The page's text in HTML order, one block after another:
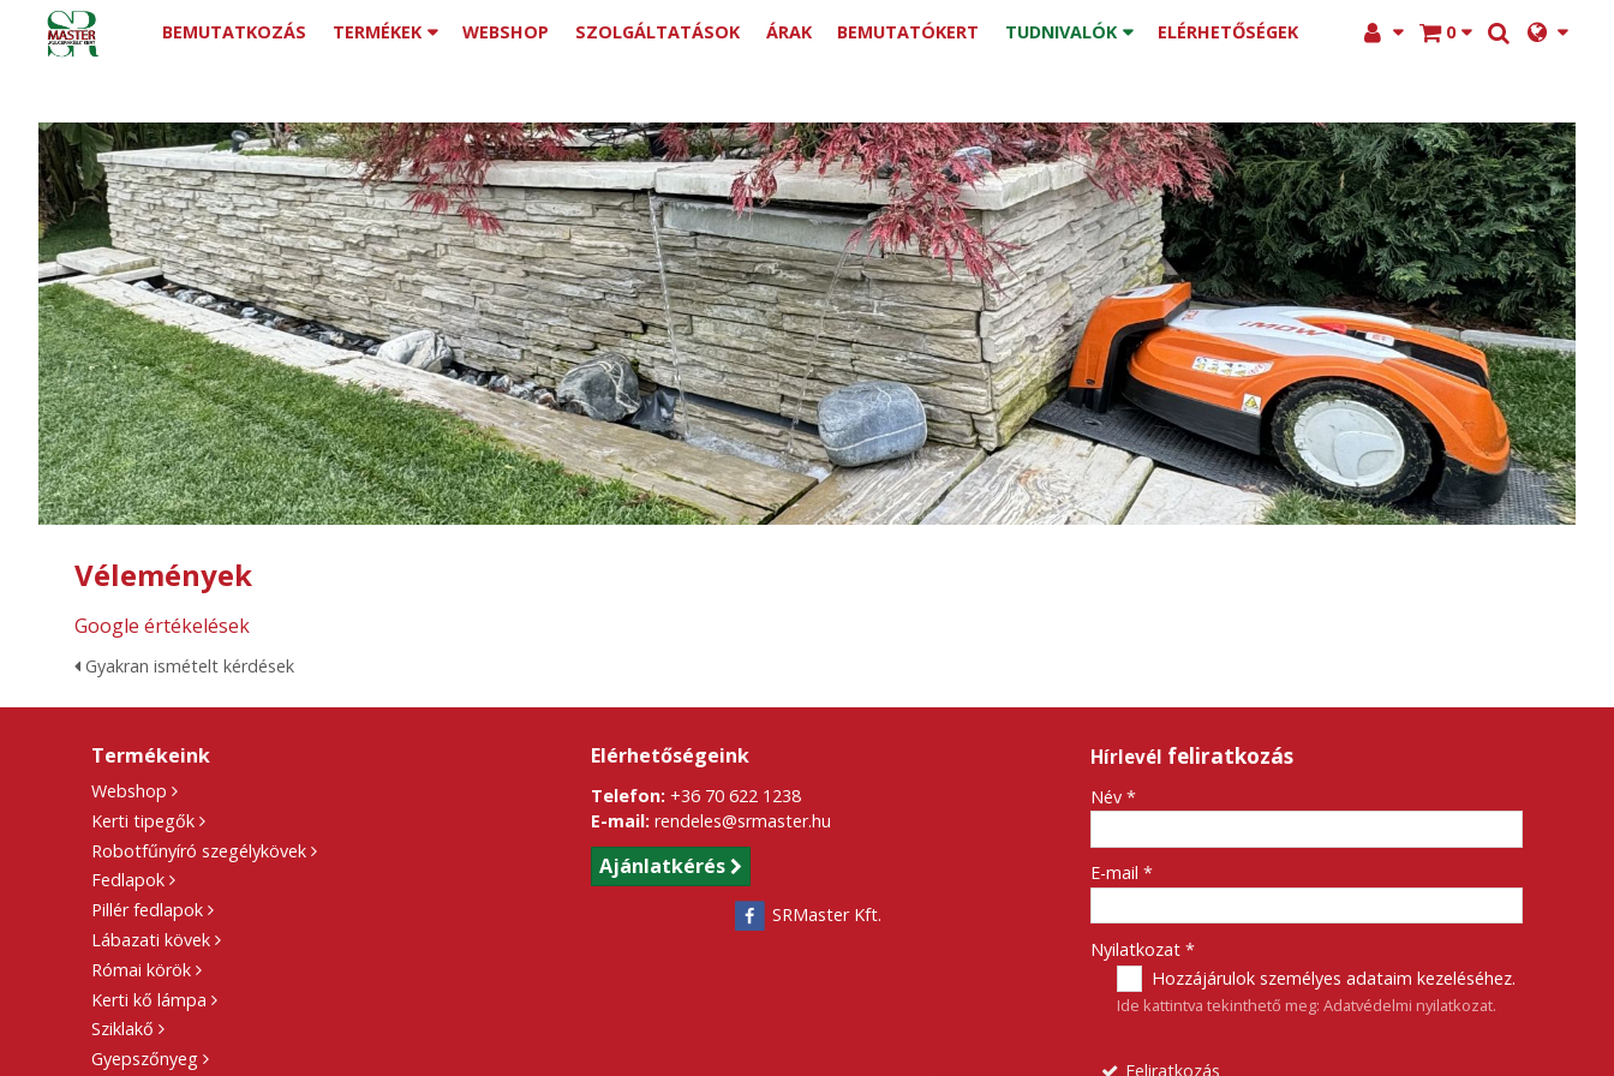
0
BEMUTATKOZÁS TERMÉKEK WEBSHOP SZOLGÁLTATÁSOK ÁRAK BEMUTATÓKERT TUDNIVALÓK ELÉRHETŐSÉGEK
Vélemények
Google értékelések
Gyakran ismételt kérdések
Termékeink
Webshop
Kerti tipegők
Robotfűnyíró szegélykövek
Fedlapok
Pillér fedlapok
Lábazati kövek
Római körök
Kerti kő lámpa
Sziklakő
Gyepszőnyeg
Elérhetőségeink
Telefon: +36 70 622 1238
E-mail: rendeles@srmaster.hu
Ajánlatkérés
SRMaster Kft.
Hírlevél feliratkozás
-
-
-
Név *
E-mail *
Nyilatkozat *
Hozzájárulok személyes adataim kezeléséhez.
Ide kattintva tekinthető meg: Adatvédelmi nyilatkozat.
Feliratkozás